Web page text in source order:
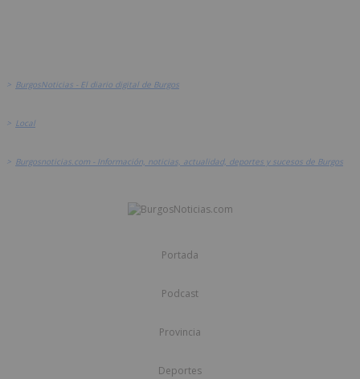
> BurgosNoticias - El diario digital de Burgos
> Local
> Burgosnoticias.com - Información, noticias, actualidad, deportes y sucesos de Burgos
Portada
Podcast
Provincia
Deportes